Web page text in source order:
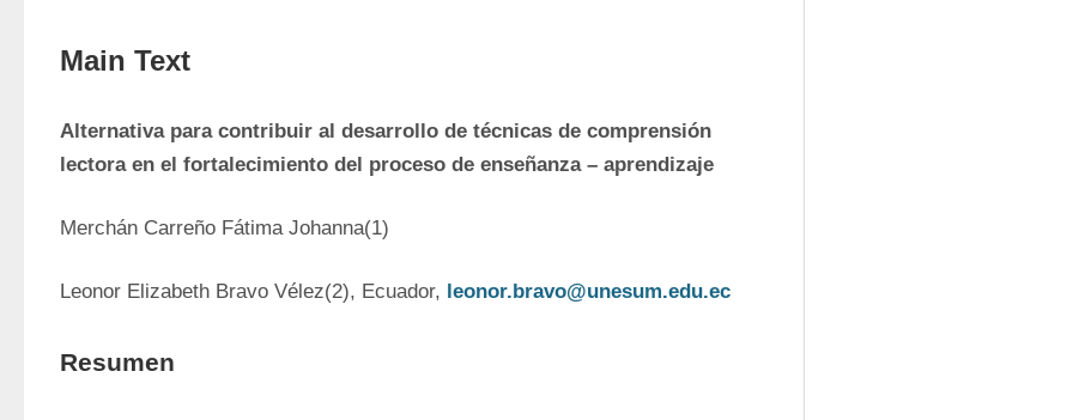
Main Text
Alternativa para contribuir al desarrollo de técnicas de comprensión
lectora en el fortalecimiento del proceso de enseñanza – aprendizaje
Merchán Carreño Fátima Johanna(1)
Leonor Elizabeth Bravo Vélez(2), Ecuador, leonor.bravo@unesum.edu.ec
Resumen